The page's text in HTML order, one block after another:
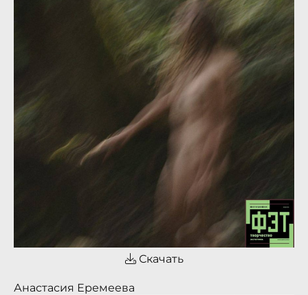
Скачать
Анастасия Еремеева